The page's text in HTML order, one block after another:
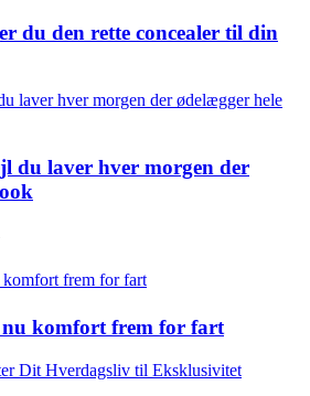
du den rette concealer til din
du laver hver morgen der
komfort frem for fart